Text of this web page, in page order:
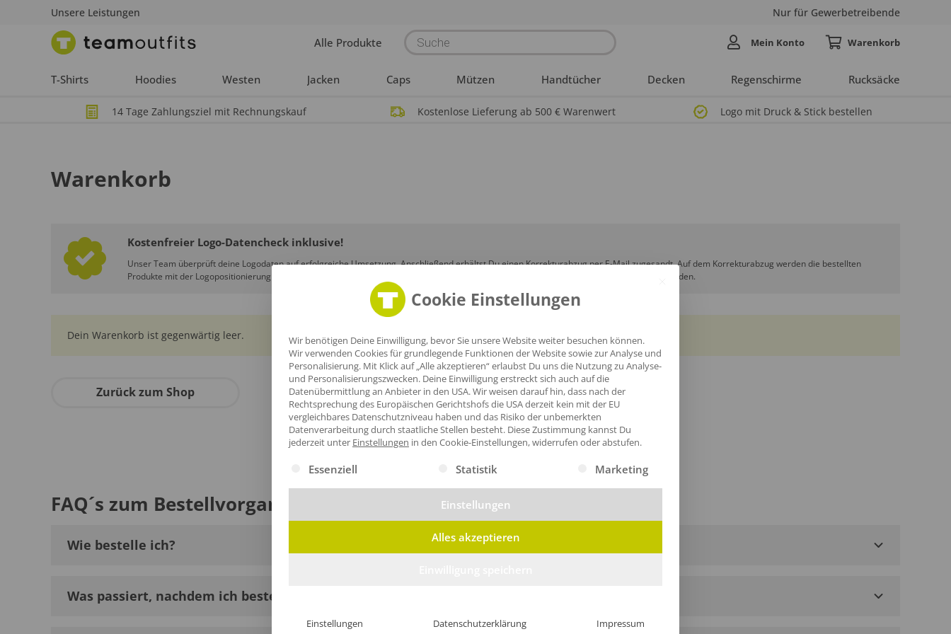
Unsere Leistungen Nur für Gewerbetreibende
Alle Produkte Products
search
T-Shirts Hoodies Westen Jacken Caps Mützen Handtücher Decken Regenschirme Rucksäcke
Mein Konto
14 Tage Zahlungsziel mit Rechnungskauf Kostenlose Lieferung ab 500 € Warenwert Logo mit Druck & Stick bestellen
Warenkorb
Kostenfreier Logo-Datencheck inklusive!
Unser Team überprüft deine Logodaten auf erfolgreiche Umsetzung. Anschließend erhältst Du einen Korrekturabzug per E-Mail zugesandt. Auf dem Korrekturabzug werden die bestellten
Produkte mit der Logopositionierung abgebildet. Bevor wir mit der Produktion beginnen, muss dieser Korrekturabzug von Dir genehmigt werden.
Dein Warenkorb ist gegenwärtig leer.
Zurück zum Shop
FAQ´s zum Bestellvorgang
Wie bestelle ich?
Was passiert, nachdem ich bestellt habe?
Cookie Einstellungen
Wir benötigen Deine Einwilligung, bevor Sie unsere Website weiter besuchen können.
Wir verwenden Cookies für grundlegende Funktionen der Website sowie zur Analyse und
Personalisierung. Mit Klick auf „Alle akzeptieren“ erlaubst Du uns die Nutzung zu Analyse-
und Personalisierungszwecken. Deine Einwilligung erstreckt sich auch auf die
Datenübermittlung an Anbieter in den USA. Wir weisen darauf hin, dass nach der
Rechtsprechung des Europäischen Gerichtshofs die USA derzeit kein mit der EU
vergleichbares Datenschutzniveau haben und das Risiko der unbemerkten
Datenverarbeitung durch staatliche Stellen besteht. Diese Zustimmung kannst Du
jederzeit unter Einstellungen in den Cookie-Einstellungen, widerrufen oder abstufen.
Es folgt eine Liste der Service-Gruppen, für die eine Einwilligung erteilt werden kann. Die erste Service-Gruppe ist essenziell und kann
Essenziell Statistik Marketing
Einstellungen
Alles akzeptieren
Einstellungen Datenschutzerklärung Impressum